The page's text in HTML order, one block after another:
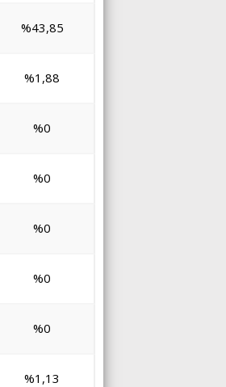
%43,85
%1,88
%0
%0
%0
%0
%0
%1,13